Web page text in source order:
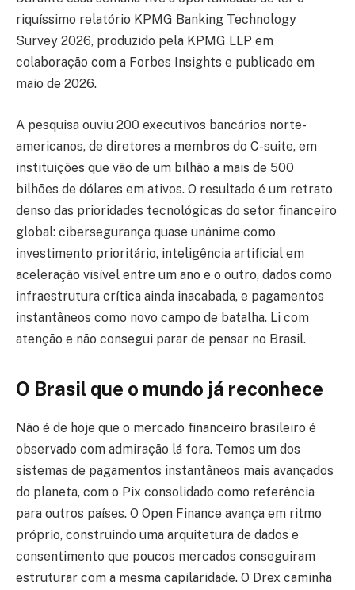
riquíssimo relatório KPMG Banking Technology
Survey 2026, produzido pela KPMG LLP em
colaboração com a Forbes Insights e publicado em
maio de 2026.
A pesquisa ouviu 200 executivos bancários norte-
americanos, de diretores a membros do C-suite, em
instituições que vão de um bilhão a mais de 500
bilhões de dólares em ativos. O resultado é um retrato
denso das prioridades tecnológicas do setor financeiro
global: cibersegurança quase unânime como
investimento prioritário, inteligência artificial em
aceleração visível entre um ano e o outro, dados como
infraestrutura crítica ainda inacabada, e pagamentos
instantâneos como novo campo de batalha. Li com
atenção e não consegui parar de pensar no Brasil.
O Brasil que o mundo já reconhece
Não é de hoje que o mercado financeiro brasileiro é
observado com admiração lá fora. Temos um dos
sistemas de pagamentos instantâneos mais avançados
do planeta, com o Pix consolidado como referência
para outros países. O Open Finance avança em ritmo
próprio, construindo uma arquitetura de dados e
consentimento que poucos mercados conseguiram
estruturar com a mesma capilaridade. O Drex caminha